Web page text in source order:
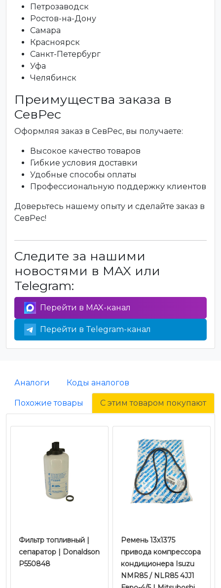
Петрозаводск
Ростов-на-Дону
Самара
Красноярск
Санкт-Петербург
Уфа
Челябинск
Преимущества заказа в
СевРес
Оформляя заказ в СевРес, вы получаете:
Высокое качество товаров
Гибкие условия доставки
Удобные способы оплаты
Профессиональную поддержку клиентов
Доверьтесь нашему опыту и сделайте заказ в
СевРес!
Следите за нашими
новостями в MAX или
Telegram:
Перейти в MAX-канал
Перейти в Telegram-канал
Аналоги Коды аналогов
Похожие товары С этим товаром покупают
Фильтр топливный |
сепаратор | Donaldson
P550848
Ремень 13х1375
привода компрессора
кондиционера Isuzu
NMR85 / NLR85 4JJ1